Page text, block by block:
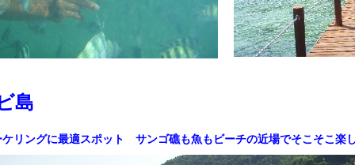
島
ケリングに最適スポット サンゴ礁も魚もビーチの近場でそこそこ楽